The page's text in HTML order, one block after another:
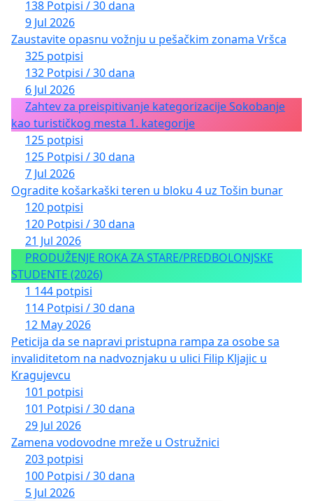
138 Potpisi / 30 dana
9 Jul 2026
Zaustavite opasnu vožnju u pešačkim zonama Vršca
325 potpisi
132 Potpisi / 30 dana
6 Jul 2026
Zahtev za preispitivanje kategorizacije Sokobanje
kao turističkog mesta 1. kategorije
125 potpisi
125 Potpisi / 30 dana
7 Jul 2026
Ogradite košarkaški teren u bloku 4 uz Tošin bunar
120 potpisi
120 Potpisi / 30 dana
21 Jul 2026
PRODUŽENJE ROKA ZA STARE/PREDBOLONJSKE
STUDENTE (2026)
1 144 potpisi
114 Potpisi / 30 dana
12 May 2026
Peticija da se napravi pristupna rampa za osobe sa
invaliditetom na nadvoznjaku u ulici Filip Kljajic u
Kragujevcu
101 potpisi
101 Potpisi / 30 dana
29 Jul 2026
Zamena vodovodne mreže u Ostružnici
203 potpisi
100 Potpisi / 30 dana
5 Jul 2026